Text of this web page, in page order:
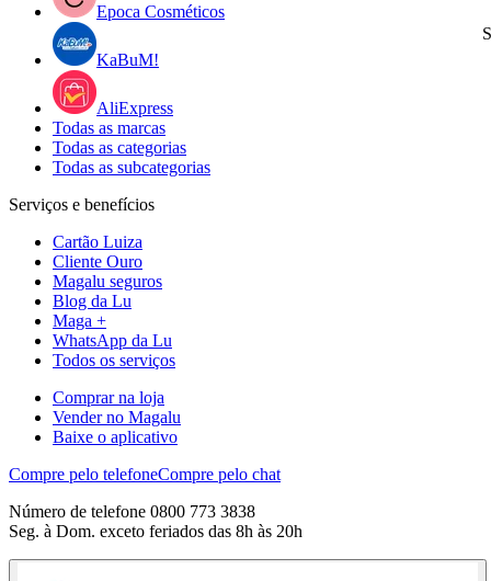
Epoca Cosméticos
KaBuM!
AliExpress
Todas as marcas
Todas as categorias
Todas as subcategorias
Serviços e benefícios
Cartão Luiza
Cliente Ouro
Magalu seguros
Blog da Lu
Maga +
WhatsApp da Lu
Todos os serviços
Comprar na loja
Vender no Magalu
Baixe o aplicativo
Compre pelo telefoneCompre pelo chat
Número de telefone 0800 773 3838
Seg. à Dom. exceto feriados das 8h às 20h